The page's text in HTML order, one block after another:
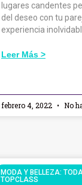
lugares candentes
del deseo con tu
experiencia
Leer Más >
febrero 4, 2022 No
MODA Y BELLEZA:
TOPCLASS